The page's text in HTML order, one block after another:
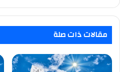
مقالات ذات صلة